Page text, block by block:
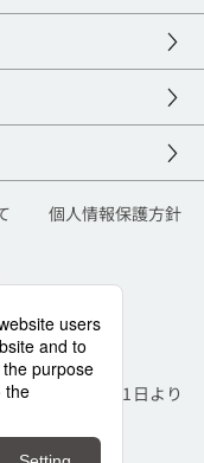
個人情報保護方針
、2026年7月1日より
しました。